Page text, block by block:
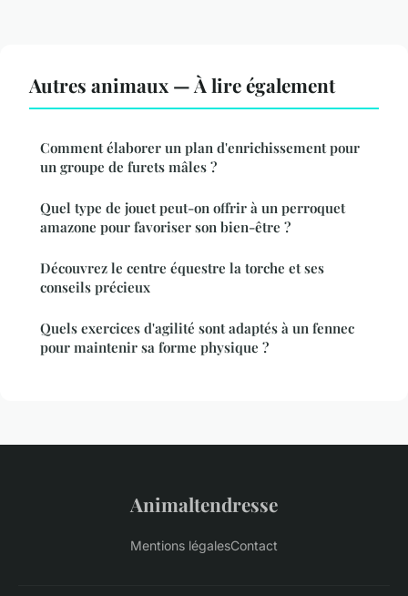
Autres animaux — À lire également
Comment élaborer un plan d'enrichissement pour
un groupe de furets mâles ?
Quel type de jouet peut-on offrir à un perroquet
amazone pour favoriser son bien-être ?
Découvrez le centre équestre la torche et ses
conseils précieux
Quels exercices d'agilité sont adaptés à un fennec
pour maintenir sa forme physique ?
Animaltendresse
Mentions légalesContact